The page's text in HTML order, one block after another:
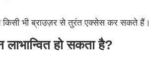
किसी भी ब्राउज़र से तुरंत एक्सेस कर सकते हैं।
हो सकता है?